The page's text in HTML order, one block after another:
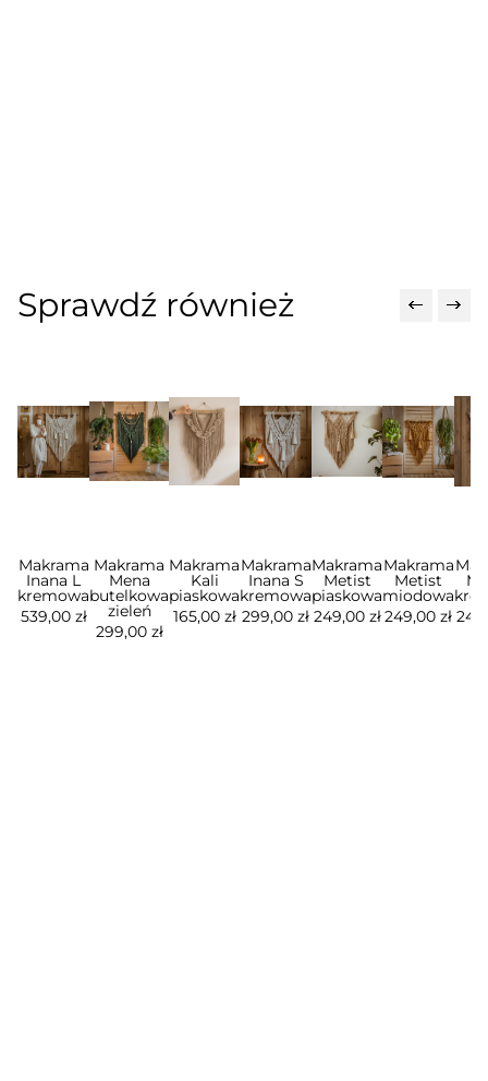
Sprawdź również
Makrama
Inana L
kremowa
539,00 zł
Makrama
Mena
butelkowa
zieleń
299,00 zł
Makrama
Kali
piaskowa
165,00 zł
Makrama
Inana S
kremowa
299,00 zł
Makrama
Metist
piaskowa
249,00 zł
Makrama
Metist
miodowa
249,00 zł